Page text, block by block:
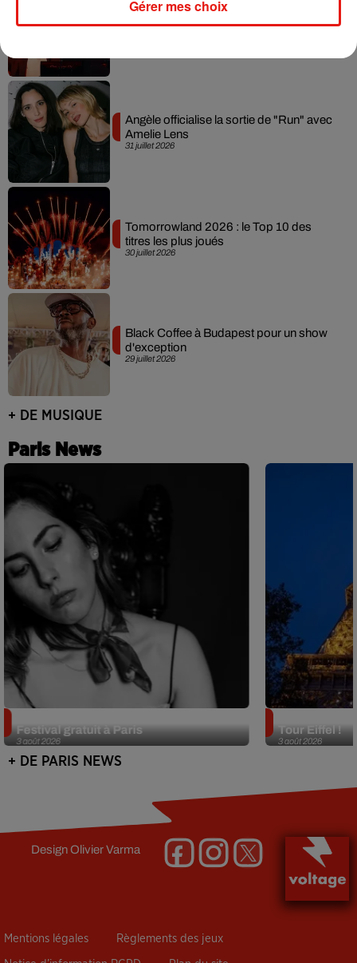
David Guetta et Carl Cox signent un B2B
historique à Ibiza
31 juillet 2026
Angèle officialise la sortie de "Run" avec
Amelie Lens
30 juillet 2026
Tomorrowland 2026 : le Top 10 des
titres les plus joués
29 juillet 2026
Black Coffee à Budapest pour un show
d'exception
+ DE MUSIQUE
Paris News
3 août 2026
Festival gratuit à Paris
3 août 2026
Tour Eiffel !
+ DE PARIS NEWS
DesignOlivier Varma
Mentions légales Règlements des jeux
Gérer mes choix